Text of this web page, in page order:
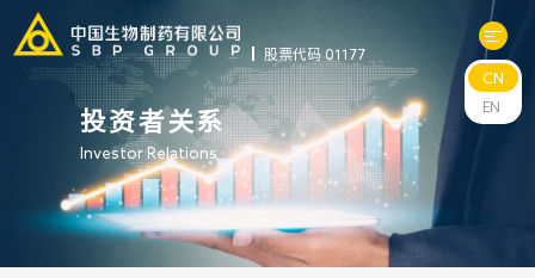
股票代码 01177
关于中生
科研与管线
CN
EN
投资者关系
Investor Relations